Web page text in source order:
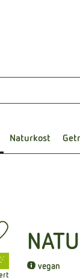
Naturkost
vegan
Produkt zu